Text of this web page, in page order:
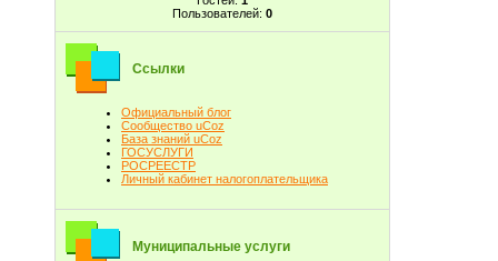
Пользователей: 0
Ссылки
Официальный блог
Сообщество uCoz
База знаний uCoz
ГОСУСЛУГИ
РОСРЕЕСТР
Личный кабинет налогоплательщика
Муниципальные услуги